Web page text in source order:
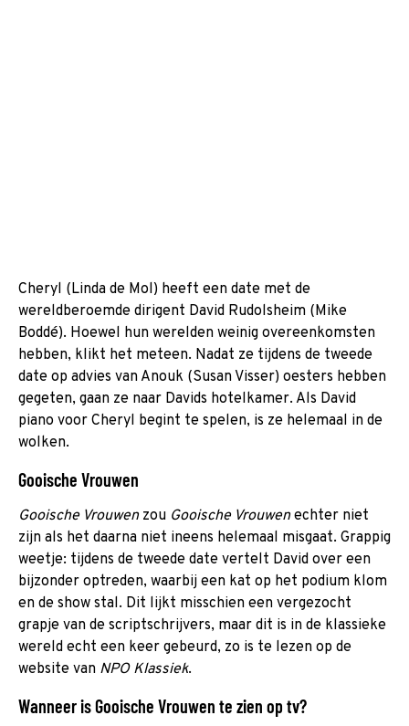
Cheryl (Linda de Mol) heeft een date met de
wereldberoemde dirigent David Rudolsheim (Mike
Boddé). Hoewel hun werelden weinig overeenkomsten
hebben, klikt het meteen. Nadat ze tijdens de tweede
date op advies van Anouk (Susan Visser) oesters hebben
gegeten, gaan ze naar Davids hotelkamer. Als David
piano voor Cheryl begint te spelen, is ze helemaal in de
wolken.
Gooische Vrouwen
Gooische Vrouwenzou Gooische Vrouwenechter niet
zijn als het daarna niet ineens helemaal misgaat. Grappig
weetje: tijdens de tweede date vertelt David over een
bijzonder optreden, waarbij een kat op het podium klom
en de show stal. Dit lijkt misschien een vergezocht
grapje van de scriptschrijvers, maar dit is in de klassieke
wereld echt een keer gebeurd, zo is te lezen op de
website van NPO Klassiek.
Wanneer is Gooische Vrouwen te zien op tv?